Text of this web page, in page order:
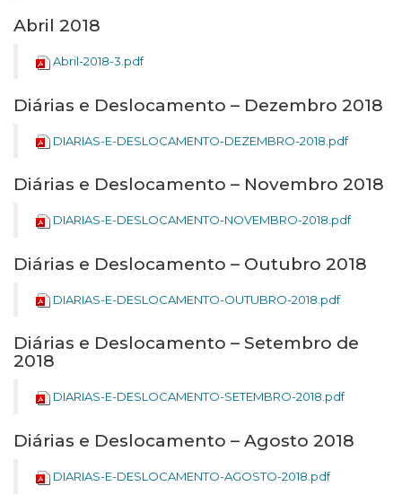
Abril 2018
Abril-2018-3.pdf
Diárias e Deslocamento – Dezembro 2018
DIARIAS-E-DESLOCAMENTO-DEZEMBRO-2018.pdf
Diárias e Deslocamento – Novembro 2018
DIARIAS-E-DESLOCAMENTO-NOVEMBRO-2018.pdf
Diárias e Deslocamento – Outubro 2018
DIARIAS-E-DESLOCAMENTO-OUTUBRO-2018.pdf
Diárias e Deslocamento – Setembro de
2018
DIARIAS-E-DESLOCAMENTO-SETEMBRO-2018.pdf
Diárias e Deslocamento – Agosto 2018
DIARIAS-E-DESLOCAMENTO-AGOSTO-2018.pdf